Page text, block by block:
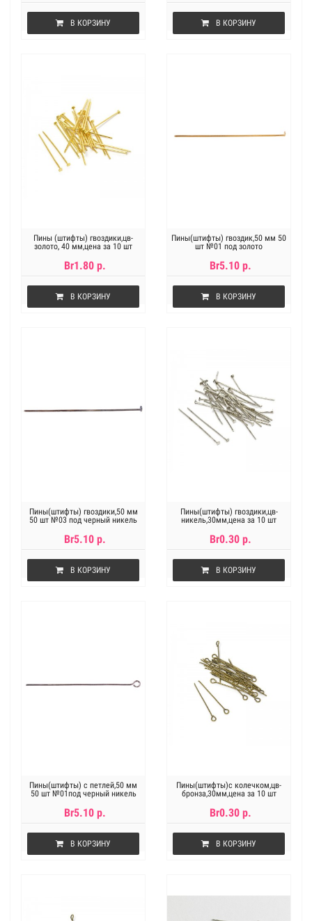
В КОРЗИНУ В КОРЗИНУ
Пины (штифты) гвоздики,цв-
золото, 40 мм,цена за 10 шт
Br1.80 р.
В КОРЗИНУ
Пины(штифты) гвоздик,50 мм 50
шт №01 под золото
Br5.10 р.
В КОРЗИНУ
Пины(штифты) гвоздики,50 мм
50 шт №03 под черный никель
Br5.10 р.
В КОРЗИНУ
Пины(штифты) гвоздики,цв-
никель,30мм,цена за 10 шт
Br0.30 р.
В КОРЗИНУ
Пины(штифты) с петлей,50 мм
50 шт №01под черный никель
Br5.10 р.
В КОРЗИНУ
Пины(штифты)с колечком,цв-
бронза,30мм,цена за 10 шт
Br0.30 р.
В КОРЗИНУ